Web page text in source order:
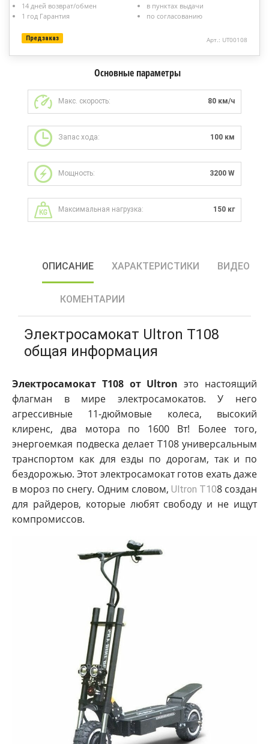
Арт.: UT00108
Предзаказ
14 дней возврат/обмен
1 год Гарантия
в пунктах выдачи
по согласованию
Основные параметры
Макс. скорость: 80 км/ч
Запас хода: 100 км
Мощность: 3200 W
Максимальная нагрузка: 150 кг
ОПИСАНИЕ ХАРАКТЕРИСТИКИ ВИДЕО
КОМЕНТАРИИ
Электросамокат Ultron T108
общая информация
Электросамокат Т108 от Ultron это настоящий
флагман в мире электросамокатов. У него
агрессивные 11-дюймовые колеса, высокий
клиренс, два мотора по 1600 Вт! Более того,
энергоемкая подвеска делает Т108 универсальным
транспортом как для езды по дорогам, так и по
бездорожью. Этот электросамокат готов ехать даже
в мороз по снегу. Одним словом, Ultron T108 создан
для райдеров, которые любят свободу и не ищут
компромиссов.